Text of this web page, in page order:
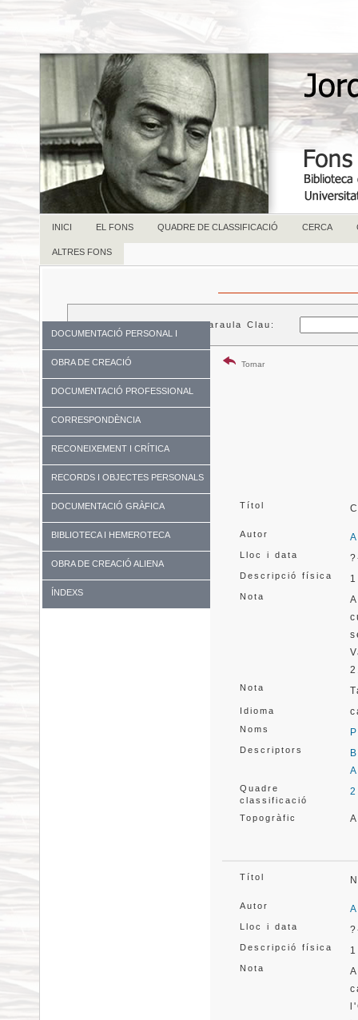
INICI EL FONS QUADRE DE CLASSIFICACIÓ CERCA
ALTRES FONS
DOCUMENTACIÓ PERSONAL I
FAMILIAR
OBRA DE CREACIÓ
DOCUMENTACIÓ PROFESSIONAL
CORRESPONDÈNCIA
RECONEIXEMENT I CRÍTICA
RECORDS I OBJECTES PERSONALS
DOCUMENTACIÓ GRÀFICA
BIBLIOTECA I HEMEROTECA
OBRA DE CREACIÓ ALIENA
ÍNDEXS
Paraula Clau:
Tornar
Títol
Autor
Lloc i data
Descripció física
Nota
Nota
Idioma
Noms
Descriptors
Quadre
classificació
Topogràfic
Títol
Autor
Lloc i data
Descripció física
Nota